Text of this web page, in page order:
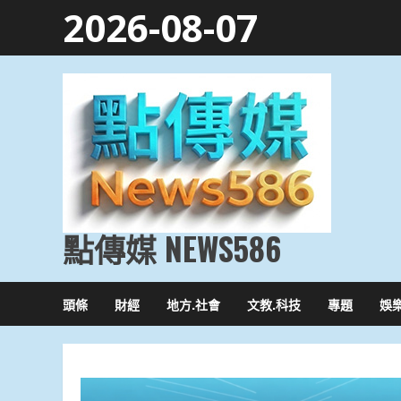
2026-08-07
點傳媒 NEWS586
頭條 財經 地方.社會 文教.科技 專題 娛